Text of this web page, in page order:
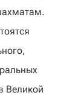
Великой